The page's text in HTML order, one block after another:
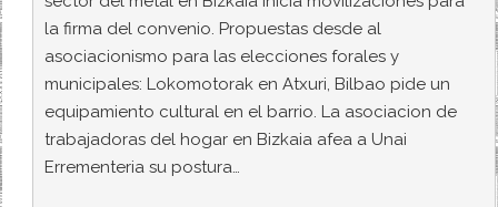
la firma del convenio. Propuestas desde al
asociacionismo para las elecciones forales y
municipales: Lokomotorak en Atxuri, Bilbao pide un
equipamiento cultural en el barrio. La asociacion de
trabajadoras del hogar en Bizkaia afea a Unai
Errementeria su postura…